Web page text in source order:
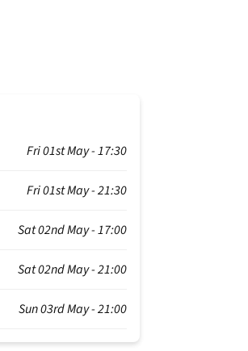
Fri 01st May - 17:30
Fri 01st May - 21:30
Sat 02nd May - 17:00
Sat 02nd May - 21:00
Sun 03rd May - 21:00